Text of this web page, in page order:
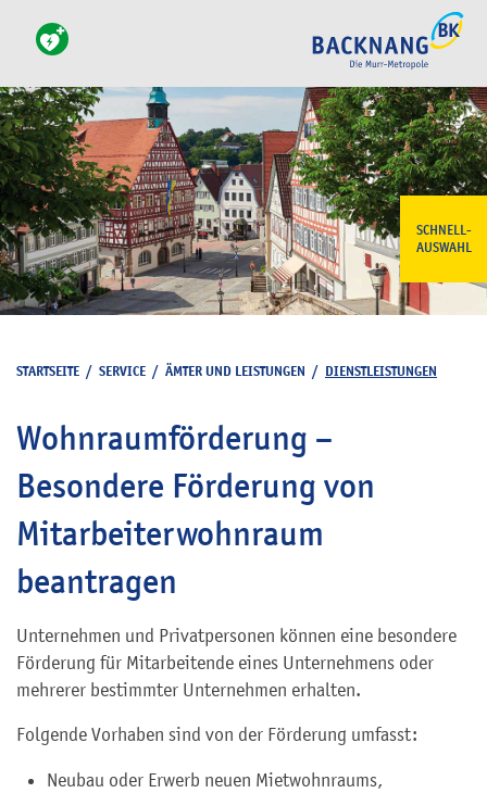
SCHNELL-
AUSWAHL
STARTSEITE / SERVICE / ÄMTER UND LEISTUNGEN / DIENSTLEISTUNGEN
Wohnraumförderung –
Besondere Förderung von
Mitarbeiterwohnraum
beantragen
Unternehmen und Privatpersonen können eine besondere
Förderung für Mitarbeitende eines Unternehmens oder
mehrerer bestimmter Unternehmen erhalten.
Folgende Vorhaben sind von der Förderung umfasst:
Neubau oder Erwerb neuen Mietwohnraums,